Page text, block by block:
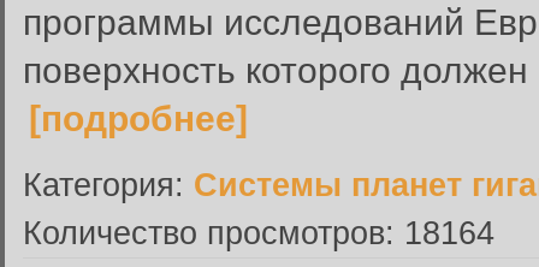
программы исследований
поверхность которого
[подробнее]
Категория: Системы планет
Количество просмотров: 18164